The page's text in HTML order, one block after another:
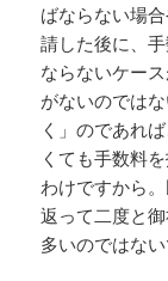
ばならない場
請した後に、
ならないケー
がないのでは
く」のであれ
くても手数料
わけですから
返って二度と
多いのではな